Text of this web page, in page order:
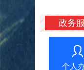
政务
个人